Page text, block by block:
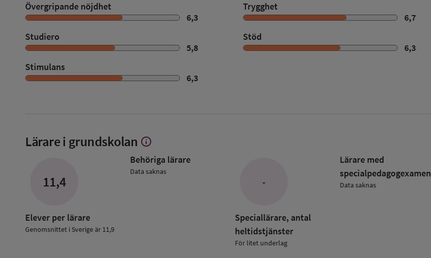
Övergripande nöjdhet
6,3
Trygghet
6,7
Studiero
5,8
Stöd
6,3
Stimulans
6,3
Lärare i grundskolan Visa
om
Lärare
info
11,4
Elever per lärare
Genomsnittet i Sverige är 11,9
Behöriga lärare
Data saknas
-
Speciallärare, antal
heltidstjänster
För litet underlag
Lärare med
specialpedagog­examen
Data saknas